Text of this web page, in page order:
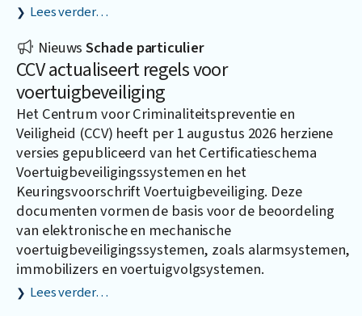
Lees verder…
NieuwsSchade particulier
CCV actualiseert regels voor
voertuigbeveiliging
Het Centrum voor Criminaliteitspreventie en
Veiligheid (CCV) heeft per 1 augustus 2026 herziene
versies gepubliceerd van het Certificatieschema
Voertuigbeveiligingssystemen en het
Keuringsvoorschrift Voertuigbeveiliging. Deze
documenten vormen de basis voor de beoordeling
van elektronische en mechanische
voertuigbeveiligingssystemen, zoals alarmsystemen,
immobilizers en voertuigvolgsystemen.
Lees verder…